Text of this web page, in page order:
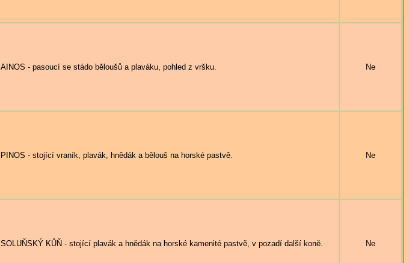
AINOS - pasoucí se stádo běloušů a plaváku, pohled z vršku. Ne
PINOS - stojící vraník, plavák, hnědák a bělouš na horské pastvě. Ne
SOLUŇSKÝ KŮŇ - stojící plavák a hnědák na horské kamenité pastvě, v pozadí další koně. Ne